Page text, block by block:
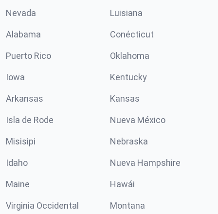
Nevada Luisiana
Alabama Conécticut
Puerto Rico Oklahoma
Iowa Kentucky
Arkansas Kansas
Isla de Rode Nueva México
Misisipi Nebraska
Idaho Nueva Hampshire
Maine Hawái
Virginia Occidental Montana